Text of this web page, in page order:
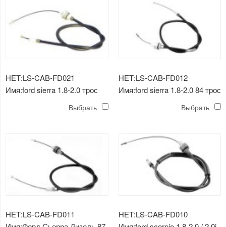
НЕТ:LS-CAB-FD021
Имя:ford sierra 1.8-2.0 трос
Выбрать
НЕТ:LS-CAB-FD012
Имя:ford sierra 1.8-2.0 84 трос
Выбрать
НЕТ:LS-CAB-FD011
НЕТ:LS-CAB-FD010